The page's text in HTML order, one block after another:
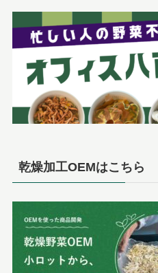
乾燥加工OEMはこちら